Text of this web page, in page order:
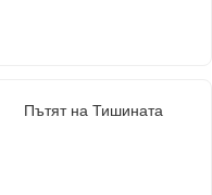
Пътят на Тишината